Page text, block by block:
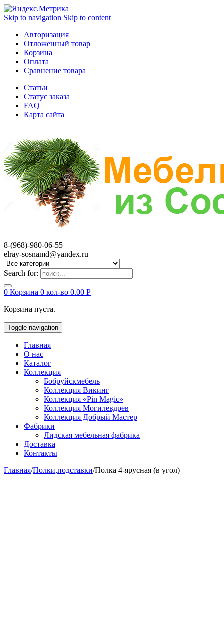
Skip to navigation Skip to content
Авторизация
Отложенный товар
Корзина
Оплата
Сравнение товара
Статьи
Статус заказа
FAQ
Карта сайта
8-(968)-980-06-55
elray-sosnamd@yandex.ru
Search for:
0 Корзина 0 кол-во 0.00 Р
Корзина пуста.
Toggle navigation
Главная
О нас
Каталог
Коллекция
Бобруйскмебель
Коллекция Викинг
Коллекция «Pin Magic»
Коллекция Могилевдрев
Коллекция Добрый Мастер
Фабрики
Лидская мебельная фабрика
Доставка
Контакты
Главная/Полки,подставки/Полка 4-ярусная (в угол)